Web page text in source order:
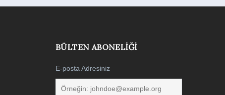
BÜLTEN ABONELIĞI
E-posta Adresiniz